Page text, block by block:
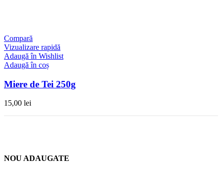
Compară
Vizualizare rapidă
Adaugă în Wishlist
Adaugă în coș
Miere de Tei 250g
15,00 lei
NOU ADAUGATE